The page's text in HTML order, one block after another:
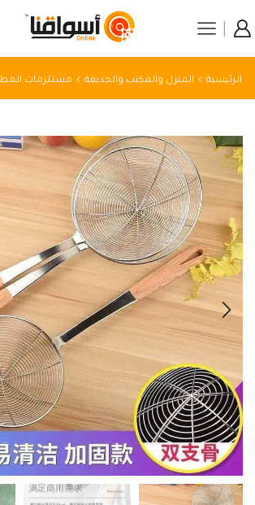
الرئيسية المنزل والمكتب والحديقة مستلزمات